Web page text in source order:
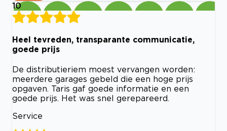
10
Heel tevreden, transparante communicatie,
goede prijs
De distributieriem moest vervangen worden:
meerdere garages gebeld die een hoge prijs
opgaven. Taris gaf goede informatie en een
goede prijs. Het was snel gerepareerd.
Service